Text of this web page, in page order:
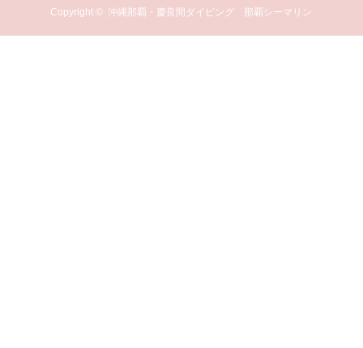
Copyright ©沖縄那覇・慶良間ダイビング 那覇シーマリン